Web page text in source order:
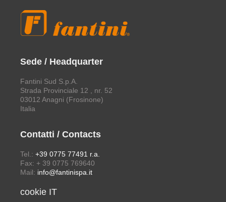
Sede / Headquarter
Fantini Sud S.p.A.
Strada Provinciale 12 , nr. 52
03012 Anagni (Frosinone)
Italia
Contatti / Contacts
Tel.: +39 0775 77491 r.a.
Fax: + 39 0775 769640
Mail: info@fantinispa.it
cookie IT